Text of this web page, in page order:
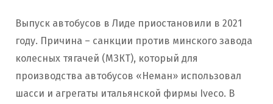
Выпуск автобусов в Лиде приостановили в 2021
году. Причина – санкции против минского завода
колесных тягачей (МЗКТ), который для
производства автобусов «Неман» использовал
шасси и агрегаты итальянской фирмы Iveco. В